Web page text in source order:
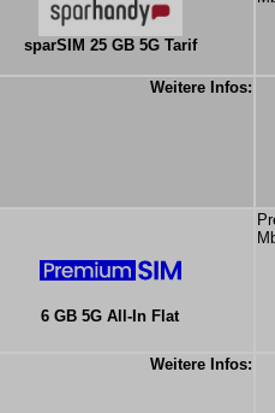
sparSIM 25 GB 5G Tarif
Weitere Infos:
6 GB 5G All-In Flat
Weitere Infos: